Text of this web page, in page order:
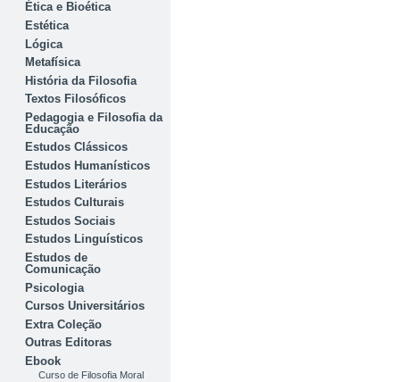
Ética e Bioética
Estética
Lógica
Metafísica
História da Filosofia
Textos Filosóficos
Pedagogia e Filosofia da
Educação
Estudos Clássicos
Estudos Humanísticos
Estudos Literários
Estudos Culturais
Estudos Sociais
Estudos Linguísticos
Estudos de
Comunicação
Psicologia
Cursos Universitários
Extra Coleção
Outras Editoras
Ebook
Curso de Filosofia Moral